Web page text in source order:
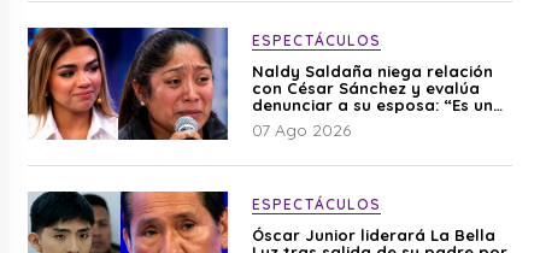
ESPECTÁCULOS
Naldy Saldaña niega relación
con César Sánchez y evalúa
denunciar a su esposa: “Es una
difamación”
07 Ago 2026
ESPECTÁCULOS
Óscar Junior liderará La Bella